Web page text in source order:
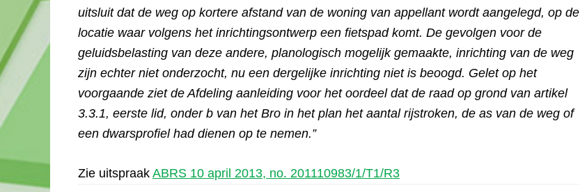
uitsluit dat de weg op kortere afstand van de woning van appellant wordt aangelegd, op de
locatie waar volgens het inrichtingsontwerp een fietspad komt. De gevolgen voor de
geluidsbelasting van deze andere, planologisch mogelijk gemaakte, inrichting van de weg
zijn echter niet onderzocht, nu een dergelijke inrichting niet is beoogd. Gelet op het
voorgaande ziet de Afdeling aanleiding voor het oordeel dat de raad op grond van artikel
3.3.1, eerste lid, onder b van het Bro in het plan het aantal rijstroken, de as van de weg of
een dwarsprofiel had dienen op te nemen.”
Zie uitspraak ABRS 10 april 2013, no. 201110983/1/T1/R3